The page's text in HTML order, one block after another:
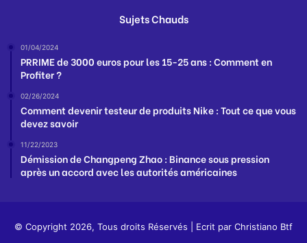
Sujets Chauds
01/04/2024
PRRIME de 3000 euros pour les 15-25 ans : Comment en
Profiter ?
02/26/2024
Comment devenir testeur de produits Nike : Tout ce que vous
devez savoir
11/22/2023
Démission de Changpeng Zhao : Binance sous pression
après un accord avec les autorités américaines
© Copyright 2026, Tous droits Réservés | Ecrit par Christiano Btf